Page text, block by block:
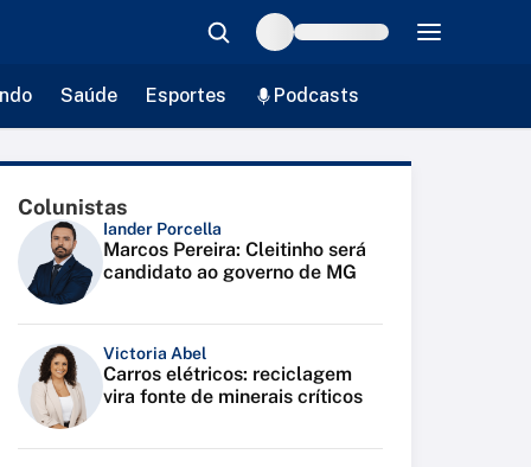
Saúde Esportes Podcasts
Colunistas
Iander Porcella
Marcos Pereira: Cleitinho será
candidato ao governo de MG
Victoria Abel
Carros elétricos: reciclagem
vira fonte de minerais críticos